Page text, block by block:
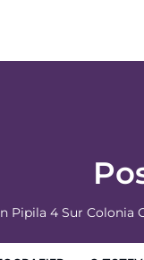
Pipila 4 Sur Colonia